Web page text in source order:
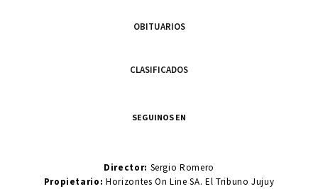
OBITUARIOS
CLASIFICADOS
SEGUINOS EN
Director: Sergio Romero
Propietario:Horizontes On Line SA. El Tribuno Jujuy